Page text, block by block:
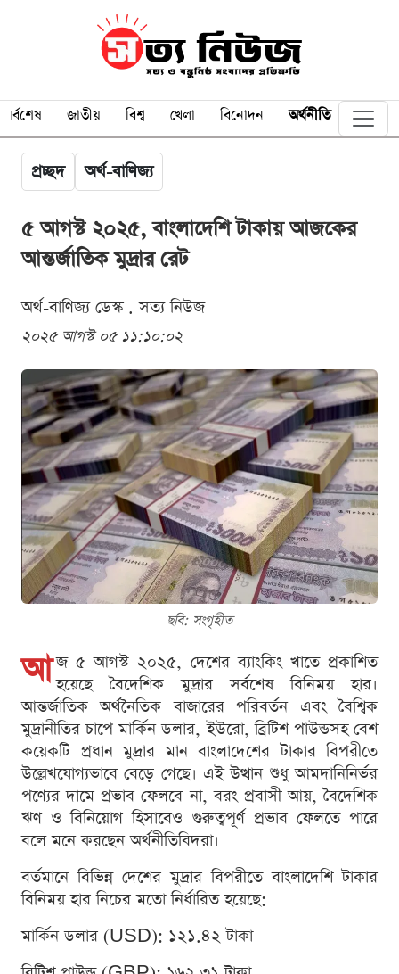
সর্বশেষ জাতীয় বিশ্ব খেলা বিনোদন অর্থনীতি
প্রচ্ছদ অর্থ-বাণিজ্য
৫ আগস্ট ২০২৫, বাংলাদেশি টাকায় আজকের
আন্তর্জাতিক মুদ্রার রেট
অর্থ-বাণিজ্য ডেস্ক . সত্য নিউজ
২০২৫ আগস্ট ০৫ ১১:১০:০২
ছবি: সংগৃহীত
আ জ ৫ আগস্ট ২০২৫, দেশের ব্যাংকিং খাতে প্রকাশিত
হয়েছে বৈদেশিক মুদ্রার সর্বশেষ বিনিময় হার।
আন্তর্জাতিক অর্থনৈতিক বাজারের পরিবর্তন এবং বৈশ্বিক
মুদ্রানীতির চাপে মার্কিন ডলার, ইউরো, ব্রিটিশ পাউন্ডসহ বেশ
কয়েকটি প্রধান মুদ্রার মান বাংলাদেশের টাকার বিপরীতে
উল্লেখযোগ্যভাবে বেড়ে গেছে। এই উত্থান শুধু আমদানিনির্ভর
পণ্যের দামে প্রভাব ফেলবে না, বরং প্রবাসী আয়, বৈদেশিক
ঋণ ও বিনিয়োগ হিসাবেও গুরুত্বপূর্ণ প্রভাব ফেলতে পারে
বলে মনে করছেন অর্থনীতিবিদরা।
বর্তমানে বিভিন্ন দেশের মুদ্রার বিপরীতে বাংলাদেশি টাকার
বিনিময় হার নিচের মতো নির্ধারিত হয়েছে:
মার্কিন ডলার (USD): ১২১.৪২ টাকা